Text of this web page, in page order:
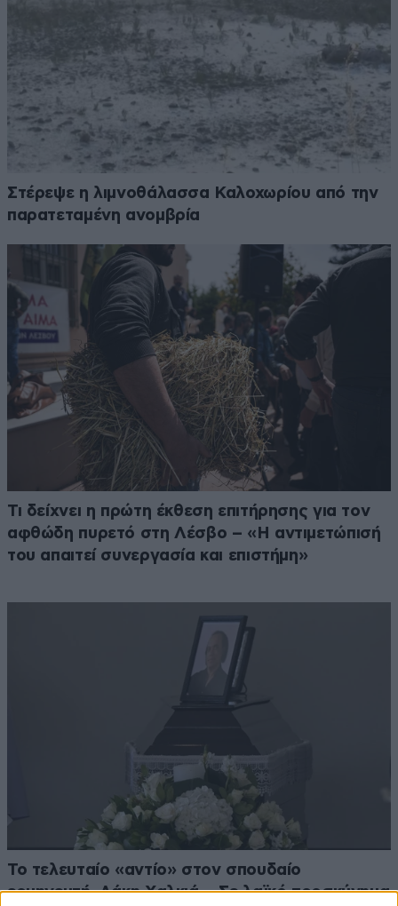
Στέρεψε η λιμνοθάλασσα Καλοχωρίου από την
παρατεταμένη ανομβρία
Τι δείχνει η πρώτη έκθεση επιτήρησης για τον
αφθώδη πυρετό στη Λέσβο – «Η αντιμετώπισή
του απαιτεί συνεργασία και επιστήμη»
Το τελευταίο «αντίο» στον σπουδαίο
ερμηνευτή, Λάκη Χαλκιά – Σε λαϊκό προσκύνημα